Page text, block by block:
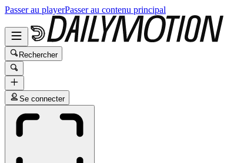
Passer au playerPasser au contenu principal
Rechercher
Se connecter